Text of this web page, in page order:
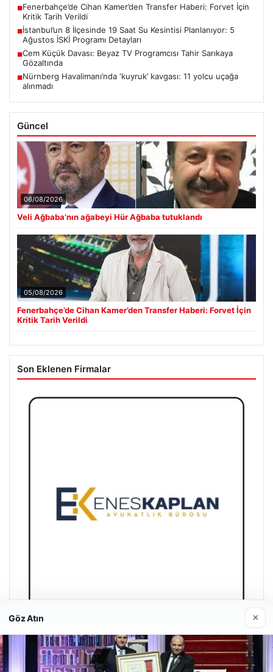
■Fenerbahçe’de Cihan Kamer’den Transfer Haberi: Forvet İçin
Kritik Tarih Verildi
■İstanbul’un 8 İlçesinde 19 Saat Su Kesintisi Planlanıyor: 5
Ağustos İSKİ Programı Detayları
■Cem Küçük Davası: Beyaz TV Programcısı Tahir Sarıkaya
Gözaltında
■Nürnberg Havalimanı’nda ‘kuyruk’ kavgası: 11 yolcu uçağa
alınmadı
Güncel
06/08/2026
Veli Ağbaba’nın ağabeyi Hür Ağbaba tutuklandı
05/08/2026
Fenerbahçe’de Cihan Kamer’den Transfer Haberi: Forvet İçin
Kritik Tarih Verildi
Son Eklenen Firmalar
Enes Kaplan Avukatlık Bürosu
28/04/2026
Göz Atın ×